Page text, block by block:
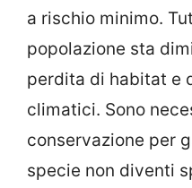
a rischio minimo.
popolazione sta
perdita di habitat e
climatici. Sono
conservazione per
specie non diventi